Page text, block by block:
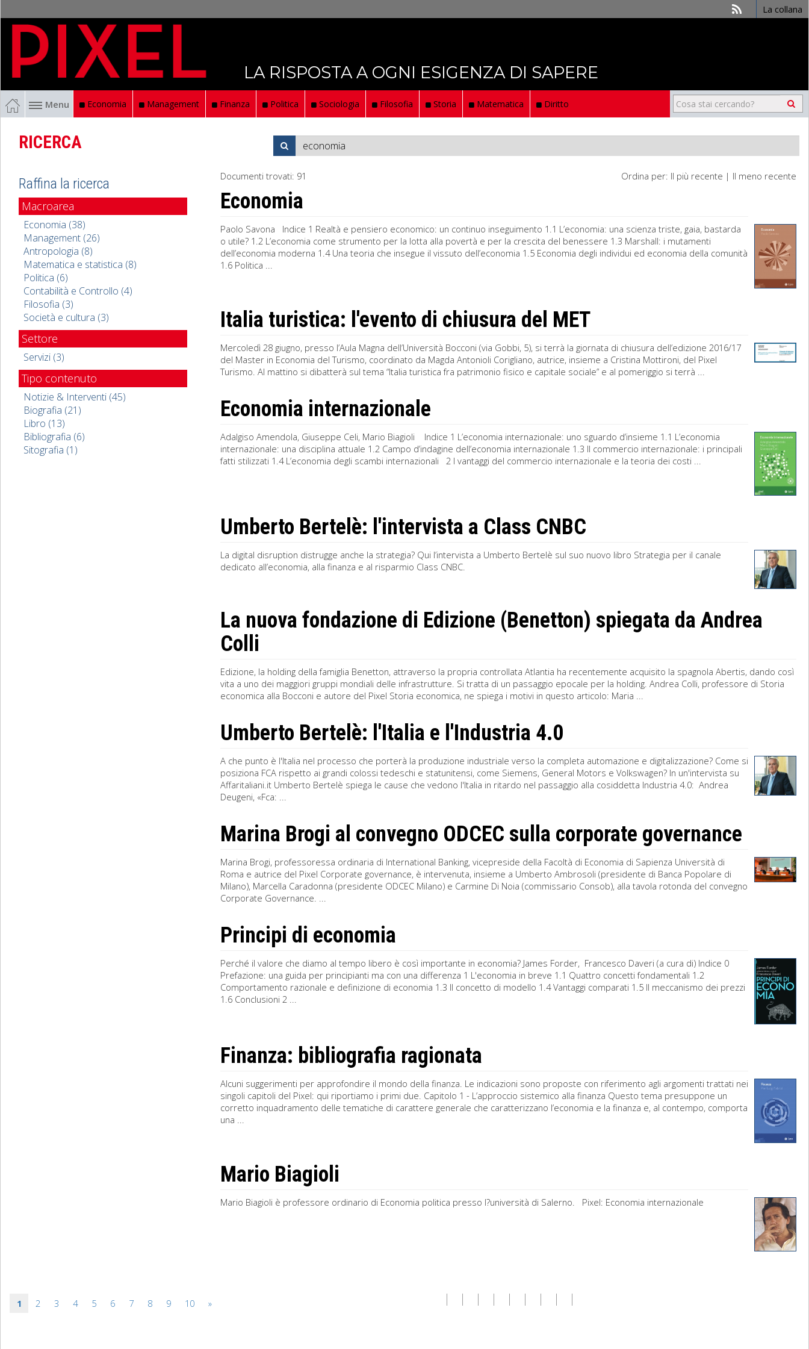
La collana
LA RISPOSTA A OGNI ESIGENZA DI SAPERE
Menu Economia Management Finanza Politica Sociologia Filosofia Storia Matematica Diritto
RICERCA
Ordina per: Il più recente | Il meno recente
Documenti trovati: 91
Economia
Paolo Savona Indice 1 Realtà e pensiero economico: un continuo inseguimento 1.1 L’economia: una scienza triste, gaia, bastarda
o utile? 1.2 L’economia come strumento per la lotta alla povertà e per la crescita del benessere 1.3 Marshall: i mutamenti
dell’economia moderna 1.4 Una teoria che insegue il vissuto dell’economia 1.5 Economia degli individui ed economia della comunità
1.6 Politica ...
Italia turistica: l'evento di chiusura del MET
Mercoledì 28 giugno, presso l’Aula Magna dell’Università Bocconi (via Gobbi, 5), si terrà la giornata di chiusura dell’edizione 2016/17
del Master in Economia del Turismo, coordinato da Magda Antonioli Corigliano, autrice, insieme a Cristina Mottironi, del Pixel
Turismo. Al mattino si dibatterà sul tema “Italia turistica fra patrimonio fisico e capitale sociale” e al pomeriggio si terrà ...
Economia internazionale
Adalgiso Amendola, Giuseppe Celi, Mario Biagioli Indice 1 L’economia internazionale: uno sguardo d’insieme 1.1 L’economia
internazionale: una disciplina attuale 1.2 Campo d’indagine dell’economia internazionale 1.3 Il commercio internazionale: i principali
fatti stilizzati 1.4 L’economia degli scambi internazionali 2 I vantaggi del commercio internazionale e la teoria dei costi ...
Umberto Bertelè: l'intervista a Class CNBC
La digital disruption distrugge anche la strategia? Qui l’intervista a Umberto Bertelè sul suo nuovo libro Strategia per il canale
dedicato all’economia, alla finanza e al risparmio Class CNBC.
La nuova fondazione di Edizione (Benetton) spiegata da Andrea
Colli
Edizione, la holding della famiglia Benetton, attraverso la propria controllata Atlantia ha recentemente acquisito la spagnola Abertis, dando così
vita a uno dei maggiori gruppi mondiali delle infrastrutture. Si tratta di un passaggio epocale per la holding. Andrea Colli, professore di Storia
economica alla Bocconi e autore del Pixel Storia economica, ne spiega i motivi in questo articolo: Maria ...
Umberto Bertelè: l'Italia e l'Industria 4.0
A che punto è l'Italia nel processo che porterà la produzione industriale verso la completa automazione e digitalizzazione? Come si
posiziona FCA rispetto ai grandi colossi tedeschi e statunitensi, come Siemens, General Motors e Volkswagen? In un'intervista su
Affaritaliani.it Umberto Bertelè spiega le cause che vedono l'Italia in ritardo nel passaggio alla cosiddetta Industria 4.0: Andrea
Deugeni, «Fca: ...
Marina Brogi al convegno ODCEC sulla corporate governance
Marina Brogi, professoressa ordinaria di International Banking, vicepreside della Facoltà di Economia di Sapienza Università di
Roma e autrice del Pixel Corporate governance, è intervenuta, insieme a Umberto Ambrosoli (presidente di Banca Popolare di
Milano), Marcella Caradonna (presidente ODCEC Milano) e Carmine Di Noia (commissario Consob), alla tavola rotonda del convegno
Corporate Governance. ...
Principi di economia
Perché il valore che diamo al tempo libero è così importante in economia? James Forder, Francesco Daveri (a cura di) Indice 0
Prefazione: una guida per principianti ma con una differenza 1 L'economia in breve 1.1 Quattro concetti fondamentali 1.2
Comportamento razionale e definizione di economia 1.3 Il concetto di modello 1.4 Vantaggi comparati 1.5 Il meccanismo dei prezzi
1.6 Conclusioni 2 ...
Finanza: bibliografia ragionata
Alcuni suggerimenti per approfondire il mondo della finanza. Le indicazioni sono proposte con riferimento agli argomenti trattati nei
singoli capitoli del Pixel: qui riportiamo i primi due. Capitolo 1 - L’approccio sistemico alla finanza Questo tema presuppone un
corretto inquadramento delle tematiche di carattere generale che caratterizzano l’economia e la finanza e, al contempo, comporta
una ...
Mario Biagioli
Mario Biagioli è professore ordinario di Economia politica presso l?università di Salerno. Pixel: Economia internazionale
Raffina la ricerca
Macroarea
Economia (38)
Management (26)
Antropologia (8)
Matematica e statistica (8)
Politica (6)
Contabilità e Controllo (4)
Filosofia (3)
Società e cultura (3)
Settore
Servizi (3)
Tipo contenuto
Notizie & Interventi (45)
Biografia (21)
Libro (13)
Bibliografia (6)
Sitografia (1)
1 2 3 4 5 6 7 8 9 10 »